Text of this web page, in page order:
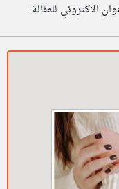
الاكتروني للمقالة.